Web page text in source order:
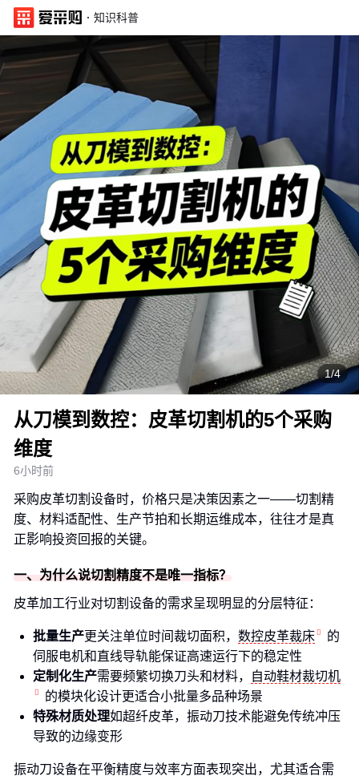
· 知识科普
1/4
从刀模到数控：皮革切割机的5个采购
维度
6小时前
采购皮革切割设备时，价格只是决策因素之一——切割精
度、材料适配性、生产节拍和长期运维成本，往往才是真
正影响投资回报的关键。
一、为什么说切割精度不是唯一指标？
皮革加工行业对切割设备的需求呈现明显的分层特征：
批量生产更关注单位时间裁切面积， 数控皮革裁床
的
伺服电机和直线导轨能保证高速运行下的稳定性
定制化生产需要频繁切换刀头和材料，
自动鞋材裁切机
的模块化设计更适合小批量多品种场景
特殊材质处理如超纤皮革，振动刀技术能避免传统冲压
导致的边缘变形
振动刀设备在平衡精度与效率方面表现突出，尤其适合需